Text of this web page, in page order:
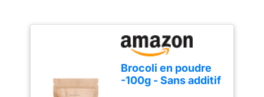
Brocoli en poudre
-100g - Sans additif